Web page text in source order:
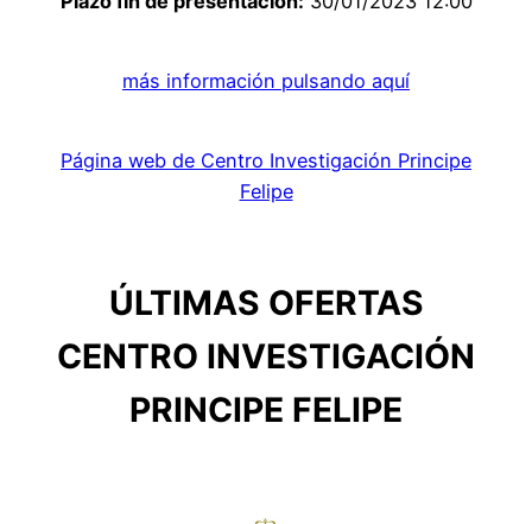
más información pulsando aquí
Página web de Centro Investigación Principe
Felipe
ÚLTIMAS OFERTAS
CENTRO INVESTIGACIÓN
PRINCIPE FELIPE